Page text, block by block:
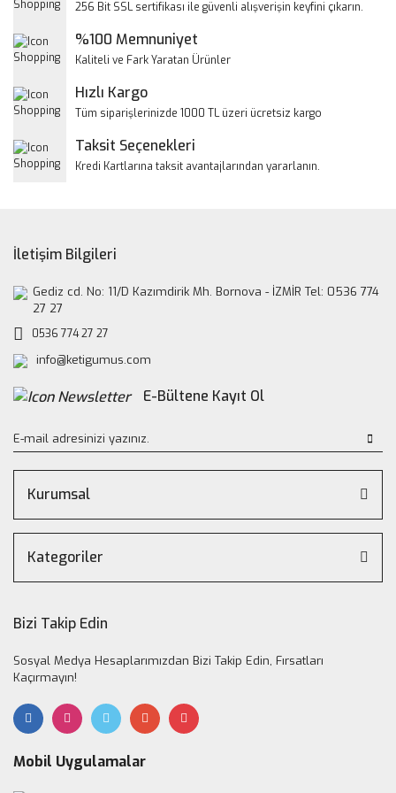
Ürün bilgilerinde hatalar bulunuyor.
Bu ürüne benzer farklı alternatifler olmalı.
256 Bit SSL sertifikası ile güvenli alışverişin keyfini çıkarın.
%100 Memnuniyet
Kaliteli ve Fark Yaratan Ürünler
Hızlı Kargo
Tüm siparişlerinizde 1000 TL üzeri ücretsiz kargo
Taksit Seçenekleri
Kredi Kartlarına taksit avantajlarından yararlanın.
İletişim Bilgileri
Gediz cd. No: 11/D Kazımdirik Mh. Bornova - İZMİR Tel: 0536 774
27 27
0536 774 27 27
info@ketigumus.com
E-Bültene Kayıt Ol
Kurumsal
Kategoriler
Bizi Takip Edin
Sosyal Medya Hesaplarımızdan Bizi Takip Edin, Fırsatları
Kaçırmayın!
Mobil Uygulamalar